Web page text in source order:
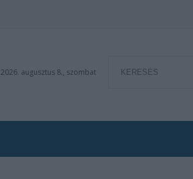
2026. augusztus 8., szombat